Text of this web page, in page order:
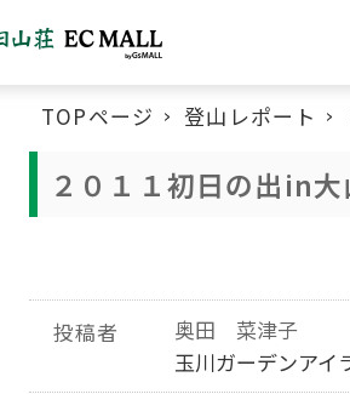
TOPページ 登山レポート
２０１１初日の出in大
投稿者
奥田 菜津子
玉川ガーデンアイ